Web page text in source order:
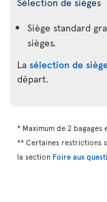
Siège standard
sièges.
La sélection de
départ.
* Maximum de 2 bagages
** Certaines restrictions
la section Foire aux